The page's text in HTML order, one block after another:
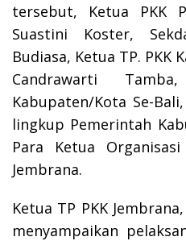
tersebut, Ketua PKK
Suastini Koster,
Budiasa, Ketua TP. PKK
Candrawarti
Kabupaten/Kota Se-
lingkup Pemerintah
Para Ketua
Jembrana.
Ketua TP PKK
menyampaikan